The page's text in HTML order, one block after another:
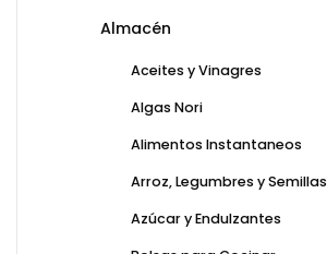
Almacén
Aceites y Vinagres
Algas Nori
Alimentos Instantaneos
Arroz, Legumbres y Semillas
Azúcar y Endulzantes